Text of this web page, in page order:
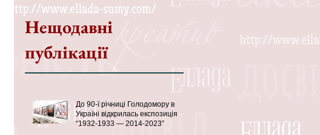
Нещодавні
публікації
До 90-ї річниці Голодомору в
Україні відкрилась експозиція
“1932-1933 — 2014-2023”